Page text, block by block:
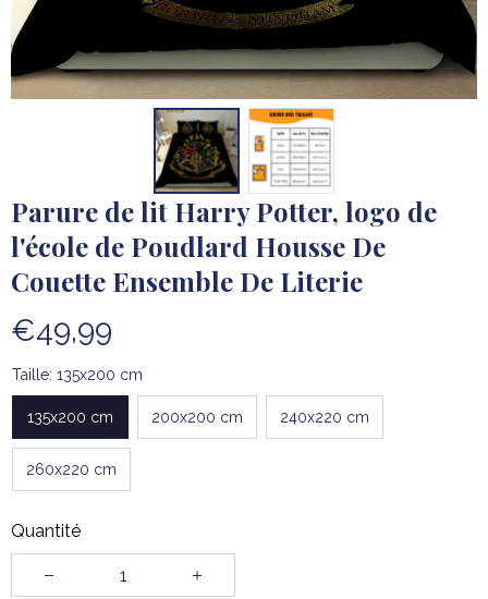
Parure de lit Harry Potter, logo de
l'école de Poudlard Housse De
Couette Ensemble De Literie
€49,99
Taille: 135x200 cm
135x200 cm 200x200 cm 240x220 cm
260x220 cm
Quantité